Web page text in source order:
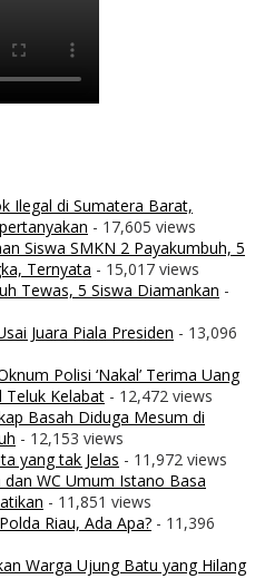
Ilegal di Sumatera Barat,
- 17,605 views
Siswa SMKN 2 Payakumbuh, 5
Ternyata - 15,017 views
Tewas, 5 Siswa Diamankan -
Juara Piala Presiden - 13,096
Polisi ‘Nakal’ Terima Uang
Teluk Kelabat - 12,472 views
Basah Diduga Mesum di
- 12,153 views
yang tak Jelas - 11,972 views
WC Umum Istano Basa
- 11,851 views
Riau, Ada Apa? - 11,396
Warga Ujung Batu yang Hilang